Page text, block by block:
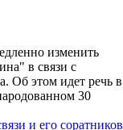
изменить
в связи с
Об этом идет речь в
30
и его соратников